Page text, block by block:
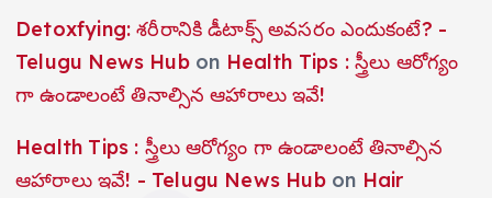
Detoxfying: శరీరానికి డీటాక్స్ అవసరం ఎందుకంటే? -
Telugu News Hubon Health Tips : స్త్రీలు ఆరోగ్యం
గా ఉండాలంటే తినాల్సిన ఆహారాలు ఇవే!
Health Tips : స్త్రీలు ఆరోగ్యం గా ఉండాలంటే తినాల్సిన
ఆహారాలు ఇవే! - Telugu News Hubon Hair